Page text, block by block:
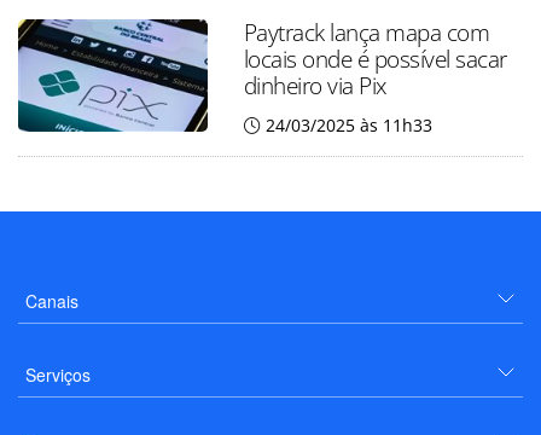
Paytrack lança mapa com
locais onde é possível sacar
dinheiro via Pix
24/03/2025 às 11h33
Canais
Serviços